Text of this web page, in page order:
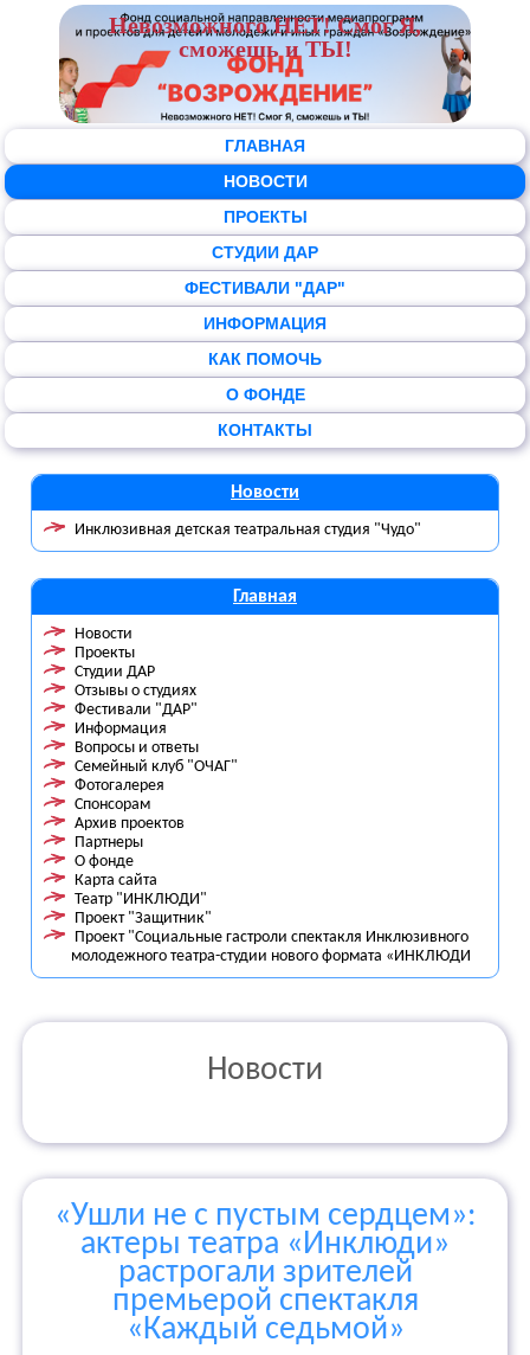
Невозможного НЕТ! Смог Я,
сможешь и ТЫ!
ГЛАВНАЯ
НОВОСТИ
ПРОЕКТЫ
СТУДИИ ДАР
ФЕСТИВАЛИ "ДАР"
ИНФОРМАЦИЯ
КАК ПОМОЧЬ
О ФОНДЕ
КОНТАКТЫ
Новости
Инклюзивная детская театральная студия "Чудо"
Главная
Новости
Проекты
Студии ДАР
Отзывы о студиях
Фестивали "ДАР"
Информация
Вопросы и ответы
Семейный клуб "ОЧАГ"
Фотогалерея
Спонсорам
Архив проектов
Партнеры
О фонде
Карта сайта
Театр "ИНКЛЮДИ"
Проект "Защитник"
Проект "Социальные гастроли спектакля Инклюзивного
молодежного театра-студии нового формата «ИНКЛЮДИ
Новости
«Ушли не с пустым сердцем»:
актеры театра «Инклюди»
растрогали зрителей
премьерой спектакля
«Каждый седьмой»